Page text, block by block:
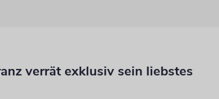
verrät exklusiv sein liebstes